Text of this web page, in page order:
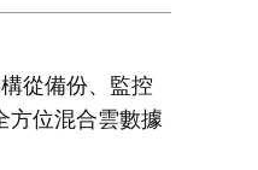
從備份、監控
方位混合雲數據